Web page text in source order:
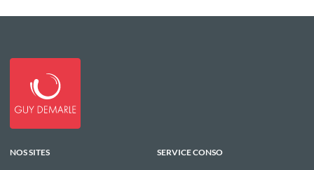
NOS SITES
SERVICE CONSO